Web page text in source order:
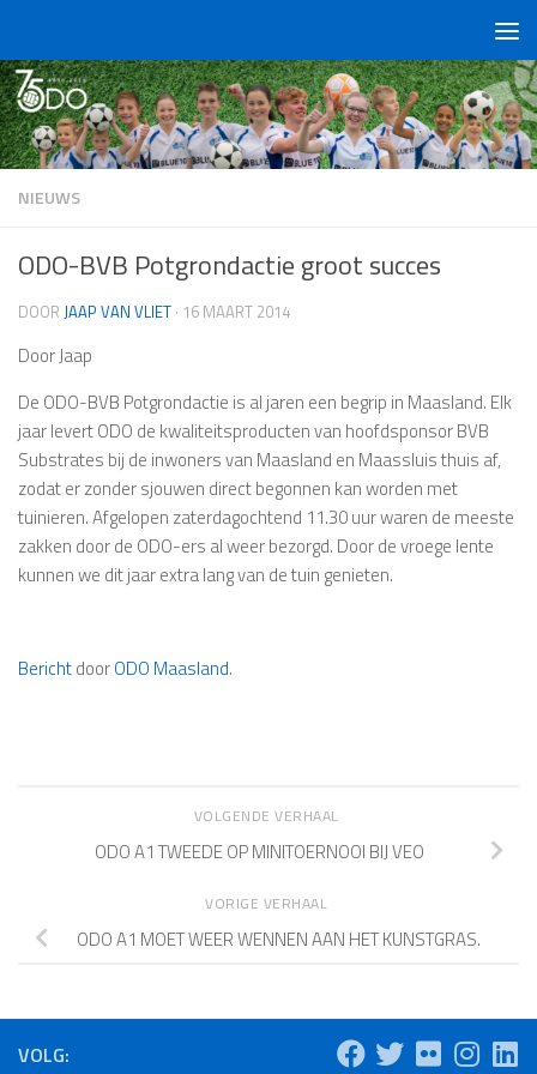
NIEUWS
ODO-BVB Potgrondactie groot succes
DOOR JAAP VAN VLIET · 16 MAART 2014
Door Jaap
De ODO-BVB Potgrondactie is al jaren een begrip in Maasland. Elk
jaar levert ODO de kwaliteitsproducten van hoofdsponsor BVB
Substrates bij de inwoners van Maasland en Maassluis thuis af,
zodat er zonder sjouwen direct begonnen kan worden met
tuinieren. Afgelopen zaterdagochtend 11.30 uur waren de meeste
zakken door de ODO-ers al weer bezorgd. Door de vroege lente
kunnen we dit jaar extra lang van de tuin genieten.
BerichtdoorODO Maasland.
VOLGENDE VERHAAL
ODO A1 TWEEDE OP MINITOERNOOI BIJ VEO
VORIGE VERHAAL
ODO A1 MOET WEER WENNEN AAN HET KUNSTGRAS.
VOLG: